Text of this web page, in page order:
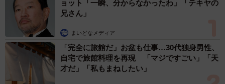
こちらが飼い主さんの実家にいるという、しずくちゃん（画像提供：し
ずわらひなたさん）
皆さん、おわかりいただけただろうか？
ョット「一瞬、分からなかったわ」「テキヤの
兄さん」
まいどなメディア
「完全に旅館だ」お盆も仕事…30代独身男性、
自宅で旅館料理を再現 「マジですごい」「天
才だ」「私もまねしたい」